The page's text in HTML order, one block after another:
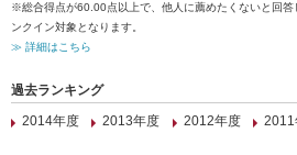
※総合得点が60.00点以上で、他人に薦めたくないと回答
ンクイン対象となります。
≫ 詳細はこちら
過去ランキング
2014年度
2013年度 2012年度 2011